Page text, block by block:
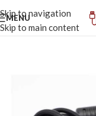
Skip to navigation
Skip to main content
MENU